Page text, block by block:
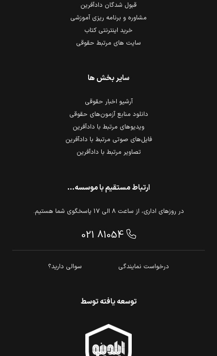
ارتباط مستقیم با موسسه...
در روزهای اداری، از ساعت 8 الی 17 پاسخگوی شما هستیم.
021 81054
درخواست نمایندگی سوالی دارید؟
قبول شدگان دادآفرین
مشاوره و برنامه ریزی آموزشی
خرید اینترنتی کتاب
سایت های مرتبط حقوقی
سایر بخش ها
آرشیو اخبار حقوقی
دانلود منابع آزمون‌های حقوقی
ویدیوهای مرتبط با دادآفرین
فایل‌های صوتی مرتبط با دادآفرین
تصاویر مرتبط با دادآفرین
توسعه یافته توسط